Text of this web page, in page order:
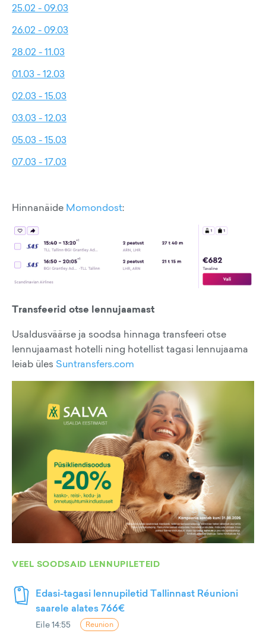
25.02 - 09.03
26.02 - 09.03
28.02 - 11.03
01.03 - 12.03
02.03 - 15.03
03.03 - 12.03
05.03 - 15.03
07.03 - 17.03
Hinnanäide Momondost:
Transfeerid otse lennujaamast
Usaldusväärse ja soodsa hinnaga transfeeri otse
lennujaamast hotelli ning hotellist tagasi lennujaama
leiab üles Suntransfers.com
VEEL SOODSAID LENNUPILETEID
Edasi-tagasi lennupiletid Tallinnast Réunioni
saarele alates 766€
Eile 14:55 Reunion